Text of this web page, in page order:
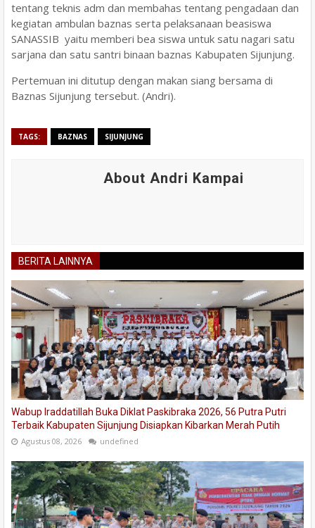
tentang teknis adm dan membahas tentang pengadaan dan
kegiatan ambulan baznas serta pelaksanaan beasiswa
SANASSIB yaitu memberi bea siswa untuk satu nagari satu
sarjana dan satu santri binaan baznas Kabupaten Sijunjung.
Pertemuan ini ditutup dengan makan siang bersama di
Baznas Sijunjung tersebut. (Andri).
TAGS: BAZNAS SIJUNJUNG
About Andri Kampai
BERITA LAINNYA
Wabup Iraddatillah Buka Diklat Paskibraka 2026, 56 Putra Putri
Terbaik Kabupaten Sijunjung Disiapkan Kibarkan Merah Putih
Agustus 08, 2026 undefined